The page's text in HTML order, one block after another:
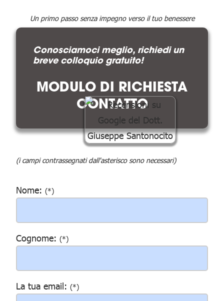
Un primo passo senza impegno verso il tuo benessere
Conosciamoci meglio, richiedi un
breve colloquio gratuito!
MODULO DI RICHIESTA
CONTATTO
(i campi contrassegnati dall'asterisco sono necessari)
Nome: (*)
Cognome: (*)
La tua email: (*)